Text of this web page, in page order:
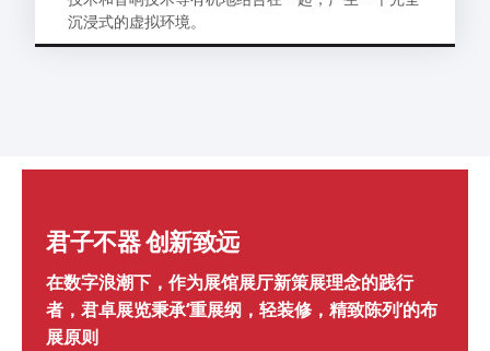
沉浸式的虚拟环境。
君子不器 创新致远
在数字浪潮下，作为展馆展厅新策展理念的践行
者，君卓展览秉承‘重展纲，轻装修，精致陈列’的布
展原则